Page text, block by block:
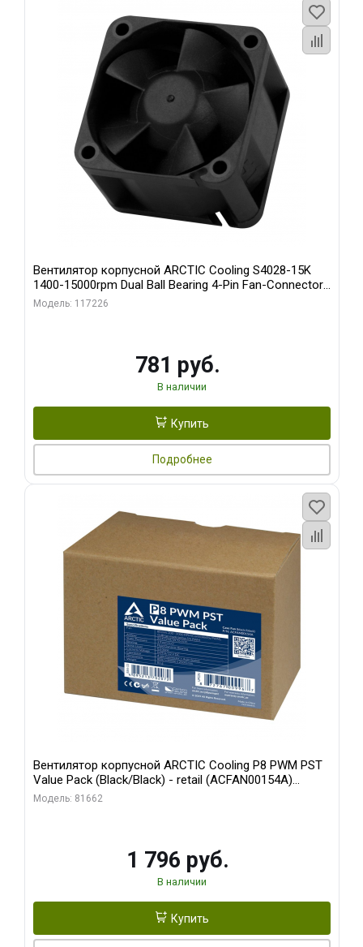
Вентилятор корпусной ARCTIC Cooling S4028-15K
1400-15000rpm Dual Ball Bearing 4-Pin Fan-Connector
(ACFAN00264A)
Модель: 117226
781 руб.
В наличии
Купить
Подробнее
Вентилятор корпусной ARCTIC Cooling P8 PWM PST
Value Pack (Black/Black) - retail (ACFAN00154A)
(702072)
Модель: 81662
1 796 руб.
В наличии
Купить